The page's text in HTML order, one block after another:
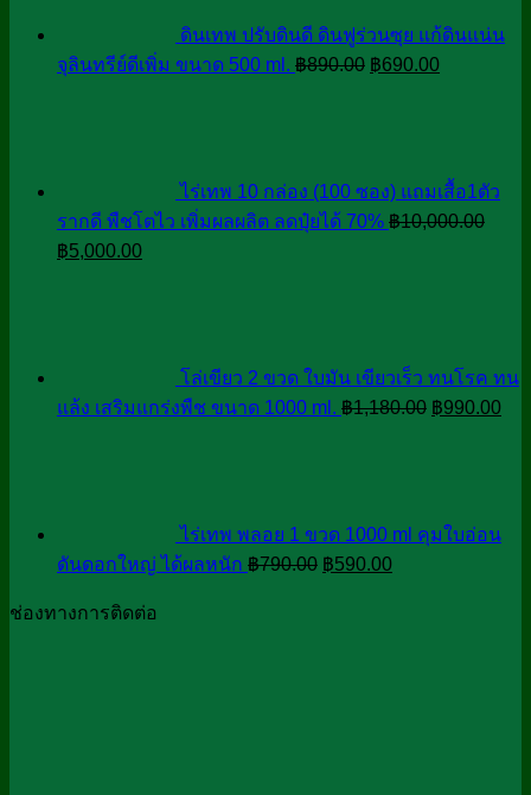
ดินเทพ ปรับดินดี ดินฟูร่วนซุย แก้ดินแน่น
จุลินทรีย์ดีเพิ่ม ขนาด 500 ml. ฿890.00 Original
฿690.00Current
ไร่เทพ 10 กล่อง (100 ซอง) แถมเสื้อ1ตัว
รากดี พืชโตไว เพิ่มผลผลิต ลดปุ๋ยได้ 70% ฿10,000.00
Original
฿5,000.00Current
โล่เขียว 2 ขวด ใบมัน เขียวเร็ว ทนโรค ทน
แล้ง เสริมแกร่งพืช ขนาด 1000 ml. ฿1,180.00 Original
฿990.00
ไร่เทพ พลอย 1 ขวด 1000 ml คุมใบอ่อน
ดันดอกใหญ่ ได้ผลหนัก ฿790.00 Original
฿590.00Current
ช่องทางการติดต่อ